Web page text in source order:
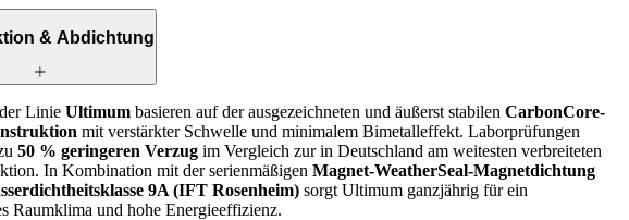
& Abdichtung
Linie Ultimum basieren auf der ausgezeichneten und äußerst stabilen CarbonCore-
mit verstärkter Schwelle und minimalem Bimetalleffekt. Laborprüfungen
50 % geringeren Verzug im Vergleich zur in Deutschland am weitesten verbreiteten
In Kombination mit der serienmäßigen Magnet-WeatherSeal-Magnetdichtung
9A (IFT Rosenheim) sorgt Ultimum ganzjährig für ein
Raumklima und hohe Energieeffizienz.